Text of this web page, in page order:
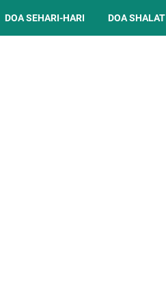
DOA SEHARI-HARI DOA SHALAT